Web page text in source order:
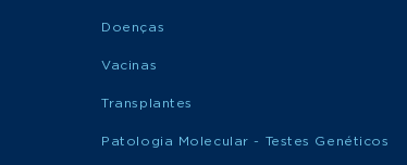
Doenças
Vacinas
Transplantes
Patologia Molecular - Testes Genéticos